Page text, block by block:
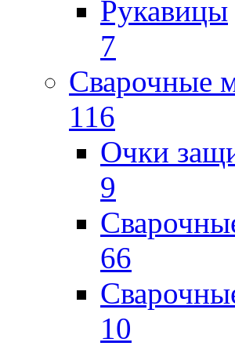
Рукавицы
7
Сварочные
116
Очки
9
66
10